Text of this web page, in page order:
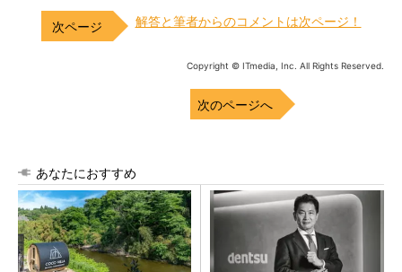
解答と筆者からのコメントは次ページ！
Copyright © ITmedia, Inc. All Rights Reserved.
次のページへ
あなたにおすすめ